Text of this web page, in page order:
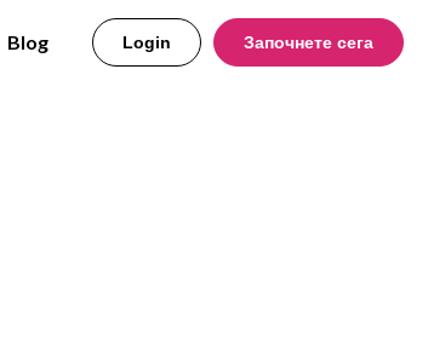
Blog Login Започнете сега